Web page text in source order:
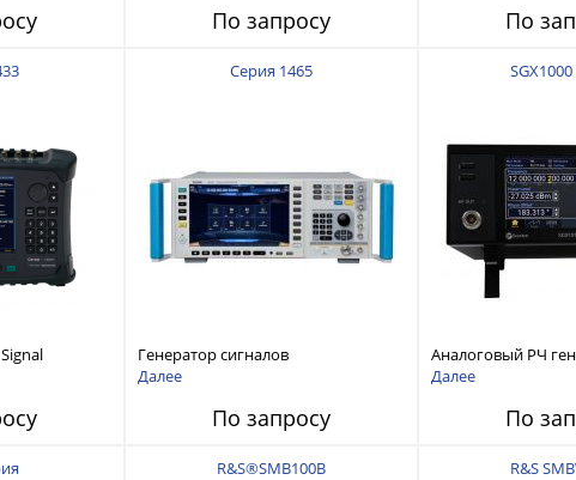
По запросу По
Серия 1465
Генератор сигналов
1465A/B/C/D/F/H/L от 100 кГц до 67
Далее
По запросу
Аналоговый РЧ
до 18 ГГц
Далее
По
R&S®SMB100B R&S